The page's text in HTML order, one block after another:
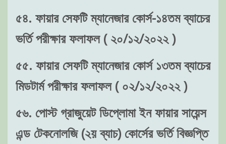
৫৪. ফায়ার সেফটি ম্যানেজার কোর্স-১৪তম ব্যাচের
ভর্তি পরীক্ষার ফলাফল ( ২০/১২/২০২২ )
৫৫. ফায়ার সেফটি ম্যানেজার কোর্স ১৩তম ব্যাচের
মিডটার্ম পরীক্ষার ফলাফল ( ০২/১২/২০২২ )
৫৬. পোস্ট গ্রাজুয়েট ডিপ্লোমা ইন ফায়ার সায়েন্স
এন্ড টেকনোলজি (২য় ব্যাচ) কোর্সের ভর্তি বিজ্ঞপ্তি